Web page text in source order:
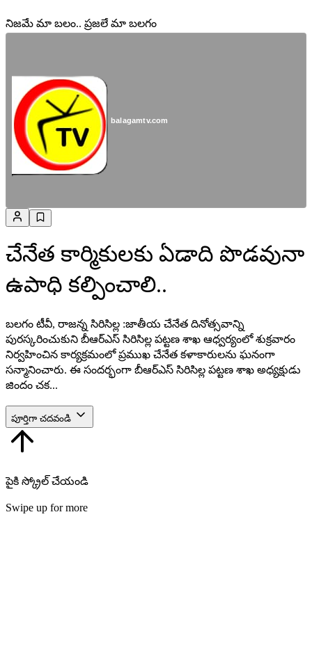
నిజమే మా బలం.. ప్రజలే మా బలగం
balagamtv.com
చేనేత కార్మికులకు ఏడాది పొడవునా
ఉపాధి కల్పించాలి..
బలగం టీవీ, రాజన్న సిరిసిల్ల :జాతీయ చేనేత దినోత్సవాన్ని
పురస్కరించుకుని బీఆర్ఎస్ సిరిసిల్ల పట్టణ శాఖ ఆధ్వర్యంలో శుక్రవారం
నిర్వహించిన కార్యక్రమంలో ప్రముఖ చేనేత కళాకారులను ఘనంగా
సన్మానించారు. ఈ సందర్భంగా బీఆర్ఎస్ సిరిసిల్ల పట్టణ శాఖ అధ్యక్షుడు
జిందం చక...
పూర్తిగా చదవండి
పైకి స్క్రోల్ చేయండి
Swipe up for more